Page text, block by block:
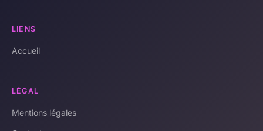
LIENS
Accueil
LÉGAL
Mentions légales